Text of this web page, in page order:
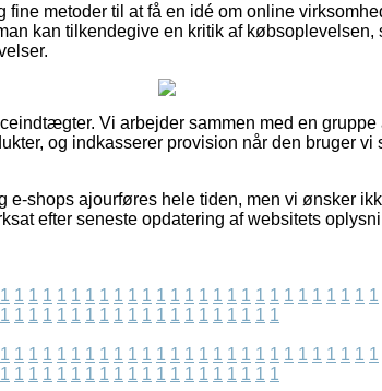
metoder til at få en idé om online
kan tilkendegive en kritik af købsoplevelsen,
Vi arbejder sammen med en gruppe
og indkasserer provision når den bruger vi
e-shops ajourføres hele tiden, men vi ønsker
efter seneste opdatering af websitets
1 1 1 1 1 1 1 1 1 1 1 1 1 1 1 1 1 1 1 1 1 1 1 1 1 1 1
1 1 1 1 1 1 1 1 1 1 1 1 1 1 1 1 1 1 1 1
1 1 1 1 1 1 1 1 1 1 1 1 1 1 1 1 1 1 1 1 1 1 1 1 1 1 1
1 1 1 1 1 1 1 1 1 1 1 1 1 1 1 1 1 1 1 1